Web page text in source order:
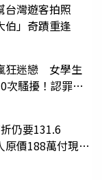
台灣遊客拍照
伯」奇蹟重逢
狂迷戀 女學生
次騷擾！認罪免
仍要131.6
價188萬付現購